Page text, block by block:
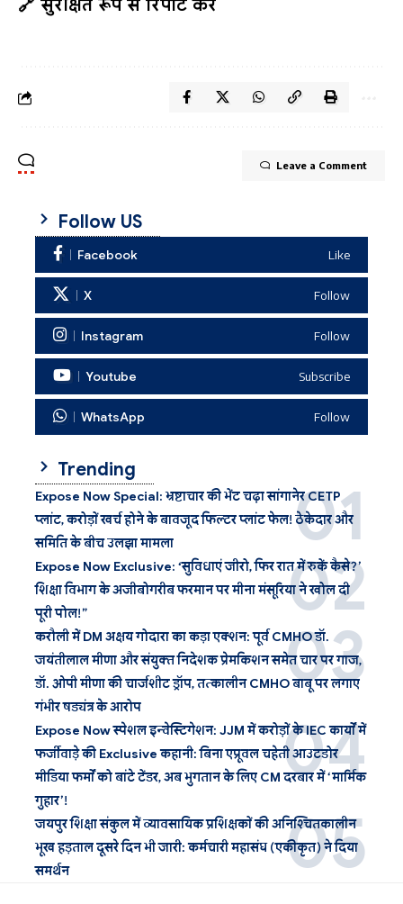
🔗 सुरक्षित रूप से रिपोर्ट करें
Leave a Comment
Follow US
Facebook Like
X Follow
Instagram Follow
Youtube Subscribe
WhatsApp Follow
Trending
Expose Now Special: भ्रष्टाचार की भेंट चढ़ा सांगानेर CETP
प्लांट, करोड़ों खर्च होने के बावजूद फिल्टर प्लांट फेल! ठेकेदार और
समिति के बीच उलझा मामला
Expose Now Exclusive: ‘सुविधाएं जीरो, फिर रात में रुकें कैसे?’
शिक्षा विभाग के अजीबोगरीब फरमान पर मीना मंसूरिया ने खोल दी
पूरी पोल!”
करौली में DM अक्षय गोदारा का कड़ा एक्शन: पूर्व CMHO डॉ.
जयंतीलाल मीणा और संयुक्त निदेशक प्रेमकिशन समेत चार पर गाज,
डॉ. ओपी मीणा की चार्जशीट ड्रॉप, तत्कालीन CMHO बाबू पर लगाए
गंभीर षड्यंत्र के आरोप
Expose Now स्पेशल इन्वेस्टिगेशन: JJM में करोड़ों के IEC कार्यों में
फर्जीवाड़े की Exclusive कहानी: बिना एप्रूवल चहेती आउटडोर
मीडिया फर्मों को बांटे टेंडर, अब भुगतान के लिए CM दरबार में ‘मार्मिक
गुहार’!
जयपुर शिक्षा संकुल में व्यावसायिक प्रशिक्षकों की अनिश्चितकालीन
भूख हड़ताल दूसरे दिन भी जारी: कर्मचारी महासंघ (एकीकृत) ने दिया
समर्थन